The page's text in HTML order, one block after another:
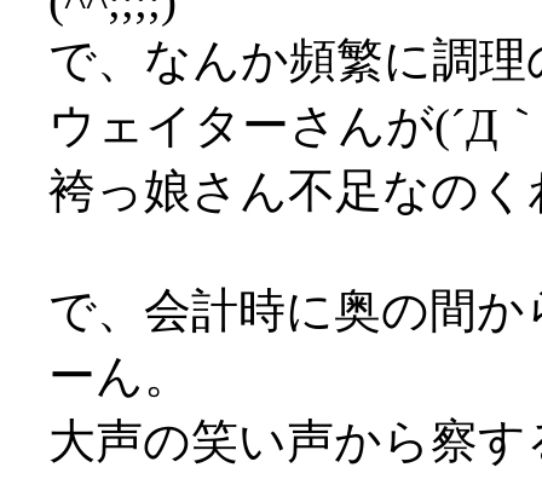
で、なんか頻繁に調
ウェイターさんが(´Д
袴っ娘さん不足なのく
で、会計時に奥の間
ーん。
大声の笑い声から察